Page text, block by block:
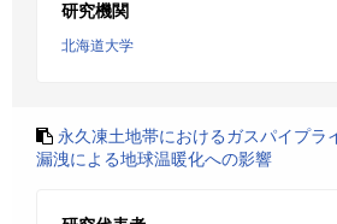
研究機関
北海道大学
永久凍土地帯におけるガスパイプラ
漏洩による地球温暖化への影響